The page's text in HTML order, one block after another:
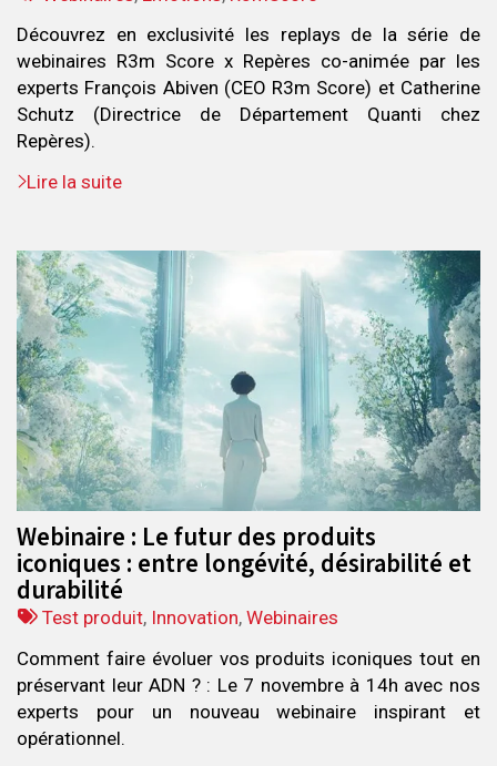
Découvrez en exclusivité les replays de la série de
webinaires R3m Score x Repères co-animée par les
experts François Abiven (CEO R3m Score) et Catherine
Schutz (Directrice de Département Quanti chez
Repères).
Lire la suite
Webinaire : Le futur des produits
iconiques : entre longévité, désirabilité et
durabilité
Tags
Test produit, Innovation,Webinaires
Comment faire évoluer vos produits iconiques tout en
préservant leur ADN ? : Le 7 novembre à 14h avec nos
experts pour un nouveau webinaire inspirant et
opérationnel.